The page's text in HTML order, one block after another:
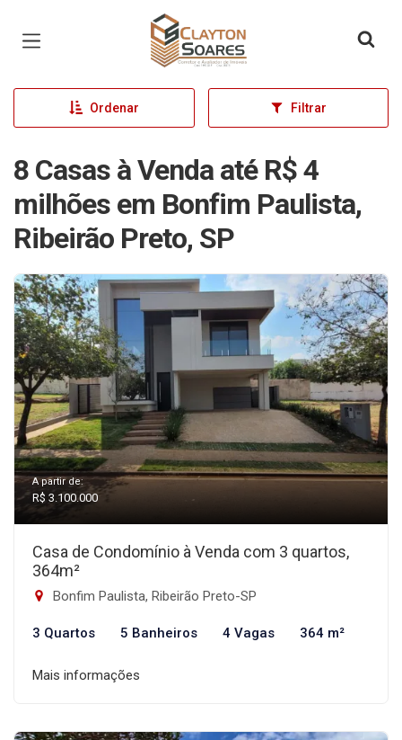
Página inicial
Ordenar Filtrar
8 Casas à Venda até R$ 4
milhões em Bonfim Paulista,
Ribeirão Preto, SP
A partir de:
R$ 3.100.000
Casa de Condomínio à Venda com 3 quartos,
364m²
Bonfim Paulista, Ribeirão Preto-SP
3 Quartos 5 Banheiros 4 Vagas 364 m²
Mais informações